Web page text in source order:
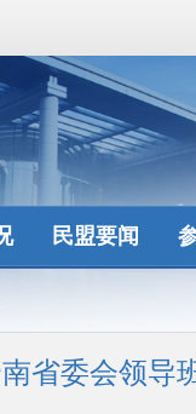
民盟要闻
省委会领导